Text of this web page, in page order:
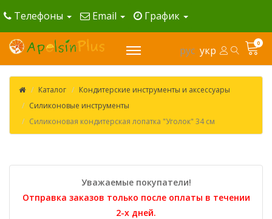
Телефоны Email График
рус укр
0
Каталог
Кондитерские инструменты и аксессуары
Силиконовые инструменты
Силиконовая кондитерская лопатка "Уголок" 34 см
Уважаемые покупатели!
Отправка заказов только после оплаты в течении
2-х дней.